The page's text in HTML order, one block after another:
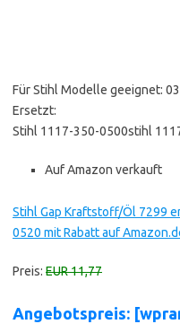
Für Stihl Modelle geeignet:
Ersetzt:
Stihl 1117-350-0500stihl
Auf Amazon verkauft
Stihl Gap Kraftstoff/Öl 7299
0520 mit Rabatt auf
Preis: EUR 11,77
Angebotspreis: